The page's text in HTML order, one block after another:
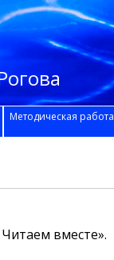
Методическая работа
вместе».